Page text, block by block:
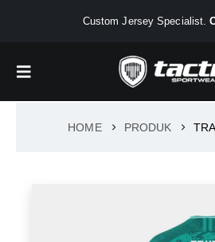
Custom Jersey Specialist.
HOME PRODUK